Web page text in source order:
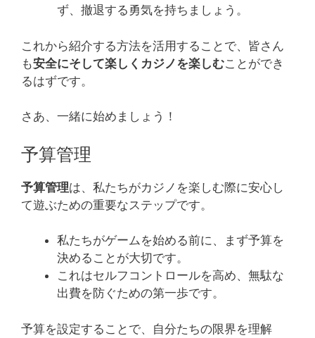
ず、撤退する勇気を持ちましょう。
これから紹介する方法を活用することで、皆さん
も安全にそして楽しくカジノを楽しむことができ
るはずです。
さあ、一緒に始めましょう！
予算管理
予算管理は、私たちがカジノを楽しむ際に安心し
て遊ぶための重要なステップです。
私たちがゲームを始める前に、まず予算を
決めることが大切です。
これはセルフコントロールを高め、無駄な
出費を防ぐための第一歩です。
予算を設定することで、自分たちの限界を理解